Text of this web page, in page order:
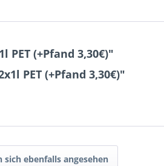
(+Pfand 3,30€)"
PET (+Pfand 3,30€)"
sich ebenfalls angesehen